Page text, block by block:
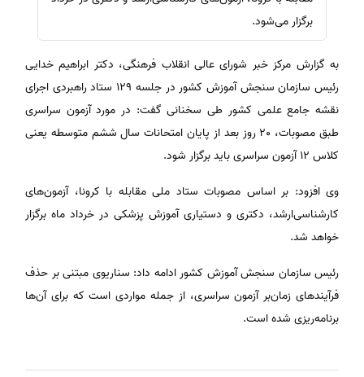
برگزار می‌شود.
به گزارش مرکز خبر شورای عالی انقلاب فرهنگی، دکتر ابراهیم خدایی
رئیس سازمان سنجش آموزش کشور در جلسه 129 ستاد راهبردی اجرای
نقشه جامع علمی کشور طی سخنانی گفت: در مورد آزمون سراسری
طبق مصوبات، 20 روز بعد از پایان امتحانات سال ششم متوسطه یعنی
کلاس 12 آزمون سراسری باید برگزار شود.
وی افزود: بر اساس مصوبات ستاد ملی مقابله با کرونا، آزمون‌های
کارشناسی‌ارشد، دکتری و دستیاری آموزش پزشکی در خرداد ماه برگزار
خواهد شد.
رئیس سازمان سنجش آموزش کشور ادامه داد: سناریوی مبتنی بر حذف
فرآیندهای زمان‌بر آزمون سراسری، از جمله مواردی است که برای آن‌ها
برنامه‌ریزی شده است.